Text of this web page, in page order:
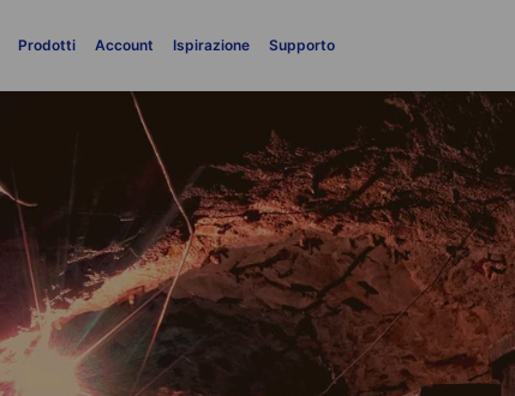
Prodotti Account Ispirazione Supporto